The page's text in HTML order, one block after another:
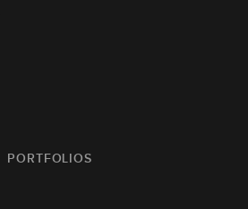
PORTFOLIOS